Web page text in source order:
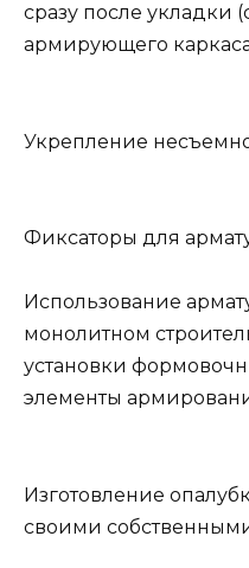
сразу после укладки
армирующего
Укрепление
Фиксаторы для
Использование
монолитном
установки
элементы
Изготовление
своими